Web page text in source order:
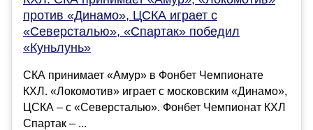
против «Динамо», ЦСКА играет с
«Северсталью», «Спартак» победил
«Куньлунь»
СКА принимает «Амур» в Фонбет Чемпионате
КХЛ. «Локомотив» играет с московским «Динамо»,
ЦСКА – с «Северсталью». Фонбет Чемпионат КХЛ
Спартак – ...